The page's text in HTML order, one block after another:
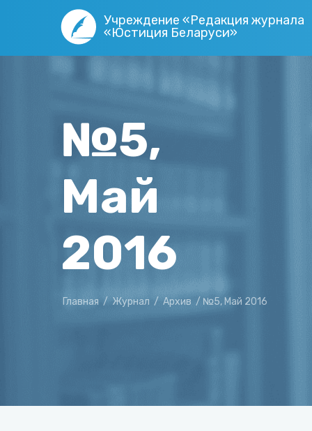
Учреждение «Редакция журнала
«Юстиция Беларуси»
№5,
Май
2016
Главная / Журнал / Архив / №5, Май 2016